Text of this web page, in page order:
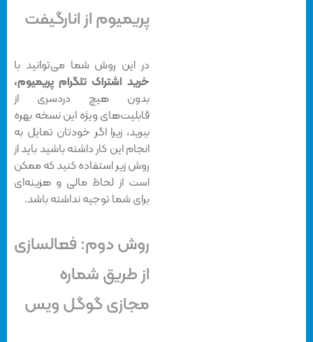
پریمیوم از انارگیفت
در این روش شما می‌توانید با
خرید اشتراک تلگرام پریمیوم،
بدون هیچ دردسری از
قابلیت‌های ویژه این نسخه بهره
ببرید، زیرا اگر خودتان تمایل به
انجام این کار داشته باشید باید از
روش‌ زیر استفاده کنید که ممکن
است از لحاظ مالی و هزینه‌ای
برای شما توجیه نداشته باشد.
روش دوم: فعالسازی
از طریق شماره
مجازی گوگل ویس